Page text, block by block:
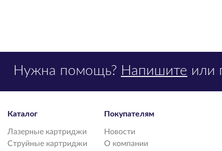
Нужна помощь? Напишите или
Каталог
Лазерные картриджи
Струйные картриджи
Покупателям
Новости
О компании